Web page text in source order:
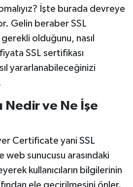
İşte burada devreye
Gelin beraber SSL
olduğunu, nasıl
fiyata SSL sertifikası
yararlanabileceğinizi
Nedir ve Ne İşe
Certificate yani SSL
web sunucusu arasındaki
kullanıcıların bilgilerinin
ele geçirilmesini önler.